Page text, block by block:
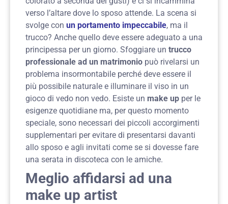
verso l’altare dove lo sposo attende. La scena si
svolge con un portamento impeccabile, ma il
trucco? Anche quello deve essere adeguato a una
principessa per un giorno. Sfoggiare un trucco
professionale ad un matrimonio può rivelarsi un
problema insormontabile perché deve essere il
più possibile naturale e illuminare il viso in un
gioco di vedo non vedo. Esiste un make up per le
esigenze quotidiane ma, per questo momento
speciale, sono necessari dei piccoli accorgimenti
supplementari per evitare di presentarsi davanti
allo sposo e agli invitati come se si dovesse fare
una serata in discoteca con le amiche.
Meglio affidarsi ad una
make up artist